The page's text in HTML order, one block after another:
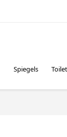
Spiegels